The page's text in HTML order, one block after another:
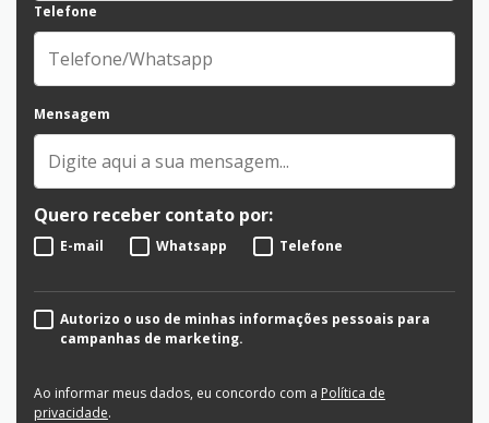
Telefone
Mensagem
Quero receber contato por:
E-mail Whatsapp Telefone
Autorizo o uso de minhas informações pessoais para
campanhas de marketing.
Ao informar meus dados, eu concordo com a Política de
privacidade.